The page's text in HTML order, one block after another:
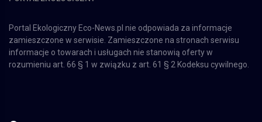
zamieszczone w serwisie. Zamieszczone na stronach serwisu
informacje o towarach i usługach nie stanowią oferty w
rozumieniu art. 66 § 1 w związku z art. 61 § 2 Kodeksu cywilnego.